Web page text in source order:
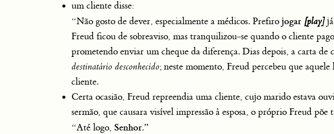
um cliente disse:
“Não gosto de dever, especialmente a médicos. Prefiro jogar [play]
Freud ficou de sobreaviso, mas tranquilizou-se quando o cliente
prometendo enviar um cheque da diferença. Dias depois, a carta de
destinatário desconhecido; neste momento, Freud percebeu que aquele
cliente.
Certa ocasião, Freud repreendia uma cliente, cujo marido estava
sermão, que causara visível impressão à esposa, o próprio Freud
“Até logo, Senhor.”